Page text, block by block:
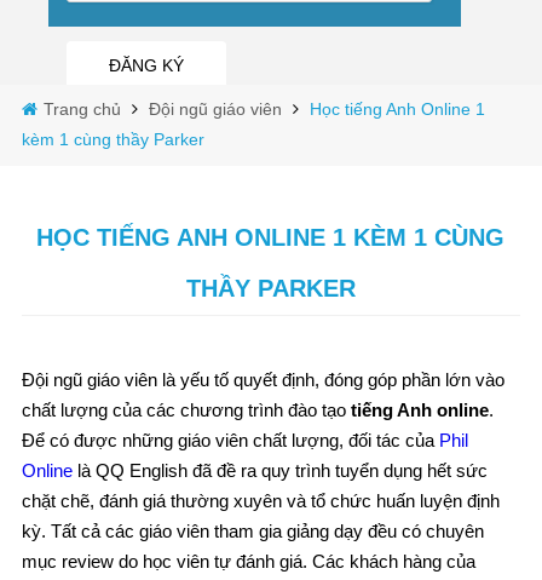
ĐĂNG KÝ
Trang chủ Đội ngũ giáo viên
Học tiếng Anh Online 1
kèm 1 cùng thầy Parker
HỌC TIẾNG ANH ONLINE 1 KÈM 1 CÙNG
THẦY PARKER
Đội ngũ giáo viên là yếu tố quyết định, đóng góp phần lớn vào
chất lượng của các chương trình đào tạo tiếng Anh online.
Để có được những giáo viên chất lượng, đối tác của Phil
Onlinelà QQ English đã đề ra quy trình tuyển dụng hết sức
chặt chẽ, đánh giá thường xuyên và tổ chức huấn luyện định
kỳ. Tất cả các giáo viên tham gia giảng dạy đều có chuyên
mục review do học viên tự đánh giá. Các khách hàng của